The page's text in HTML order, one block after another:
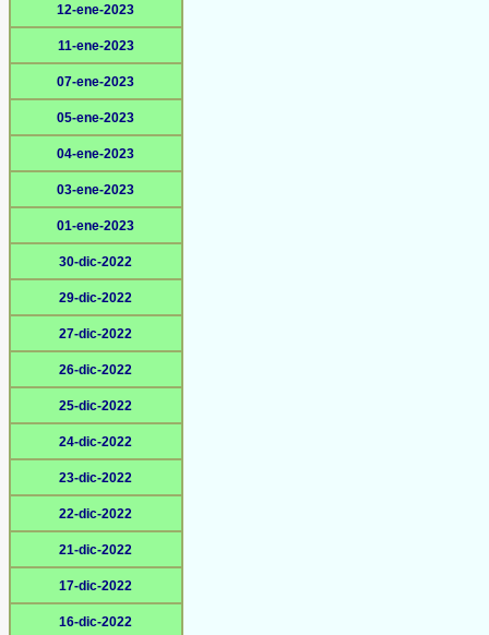
12-ene-2023
11-ene-2023
07-ene-2023
05-ene-2023
04-ene-2023
03-ene-2023
01-ene-2023
30-dic-2022
29-dic-2022
27-dic-2022
26-dic-2022
25-dic-2022
24-dic-2022
23-dic-2022
22-dic-2022
21-dic-2022
17-dic-2022
16-dic-2022